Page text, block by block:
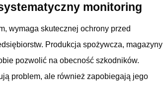
monitoring
wymaga skutecznej ochrony przed
Produkcja spożywcza, magazyny
pozwolić na obecność szkodników.
problem, ale również zapobiegają jego